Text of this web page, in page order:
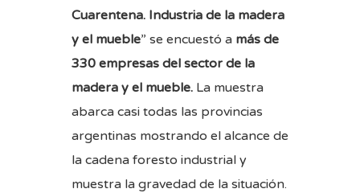
Cuarentena. Industria de la madera
y el mueble” se encuestó a más de
330 empresas del sector de la
madera y el mueble. La muestra
abarca casi todas las provincias
argentinas mostrando el alcance de
la cadena foresto industrial y
muestra la gravedad de la situación.